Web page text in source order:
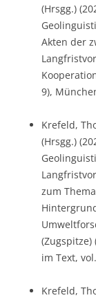
(Hrsgg.)
Akten der
9),
Krefeld,
(Hrsgg.)
zum
im Text,
Krefeld,